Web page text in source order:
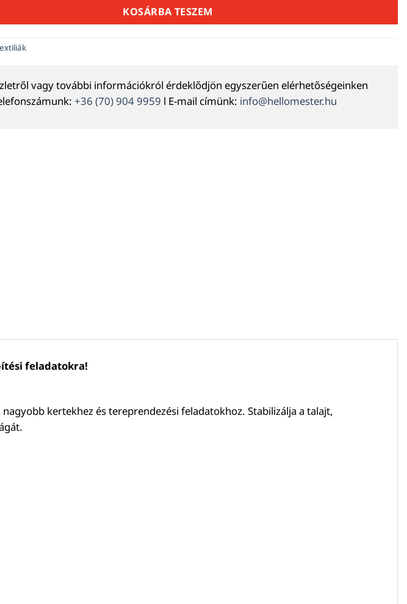
KOSÁRBA TESZEM
vagy további információkról érdeklődjön egyszerűen elérhetőségeinken
+36 (70) 904 9959 l E-mail címünk: info@hellomester.hu
feladatokra!
nagyobb kertekhez és tereprendezési feladatokhoz. Stabilizálja a talajt,